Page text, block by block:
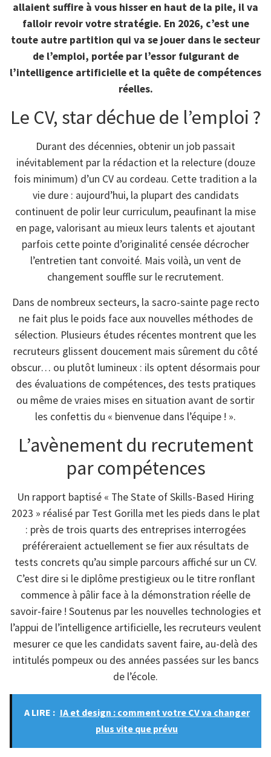
allaient suffire à vous hisser en haut de la pile, il va
falloir revoir votre stratégie. En 2026, c’est une
toute autre partition qui va se jouer dans le secteur
de l’emploi, portée par l’essor fulgurant de
l’intelligence artificielle et la quête de compétences
réelles.
Le CV, star déchue de l’emploi ?
Durant des décennies, obtenir un job passait
inévitablement par la rédaction et la relecture (douze
fois minimum) d’un CV au cordeau. Cette tradition a la
vie dure : aujourd’hui, la plupart des candidats
continuent de polir leur curriculum, peaufinant la mise
en page, valorisant au mieux leurs talents et ajoutant
parfois cette pointe d’originalité censée décrocher
l’entretien tant convoité. Mais voilà, un vent de
changement souffle sur le recrutement.
Dans de nombreux secteurs, la sacro-sainte page recto
ne fait plus le poids face aux nouvelles méthodes de
sélection. Plusieurs études récentes montrent que les
recruteurs glissent doucement mais sûrement du côté
obscur… ou plutôt lumineux : ils optent désormais pour
des évaluations de compétences, des tests pratiques
ou même de vraies mises en situation avant de sortir
les confettis du « bienvenue dans l’équipe ! ».
L’avènement du recrutement
par compétences
Un rapport baptisé « The State of Skills-Based Hiring
2023 » réalisé par Test Gorilla met les pieds dans le plat
: près de trois quarts des entreprises interrogées
préféreraient actuellement se fier aux résultats de
tests concrets qu’au simple parcours affiché sur un CV.
C’est dire si le diplôme prestigieux ou le titre ronflant
commence à pâlir face à la démonstration réelle de
savoir-faire ! Soutenus par les nouvelles technologies et
l’appui de l’intelligence artificielle, les recruteurs veulent
mesurer ce que les candidats savent faire, au-delà des
intitulés pompeux ou des années passées sur les bancs
de l’école.
A LIRE : IA et design : comment votre CV va changer
plus vite que prévu